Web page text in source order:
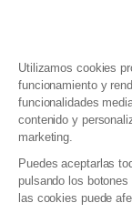
Utilizamos cookies
funcionamiento y
funcionalidades
contenido y
marketing.
Puedes aceptarlas
pulsando los
las cookies puede
Política de